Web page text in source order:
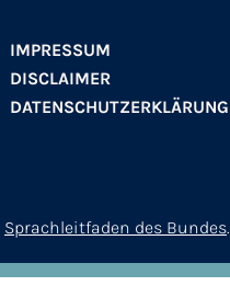
IMPRESSUM
DISCLAIMER
DATENSCHUTZERKLÄRUNG
Sprachleitfaden des Bundes.